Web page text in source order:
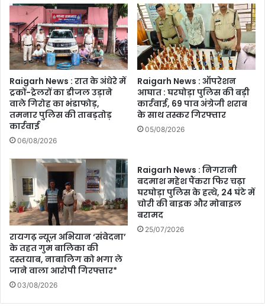
घंटे
के
भीतर
मिले
जाये
रिपोर्ट,
ऐसी
की
जा
रही
है
व्यवस्थायें
Raigarh News : रात के अंधेरे में
ट्रकों-ट्रेलरों का डीजल उड़ाने
वाले गिरोह का भंडाफोड़,
तमनार पुलिस की ताबड़तोड़
कार्रवाई
06/08/2026
Raigarh News : ऑपरेशन
आघात : घरघोड़ा पुलिस की बड़ी
कार्रवाई, 69 पाव अंग्रेजी शराब
के साथ तस्कर गिरफ्तार
05/08/2026
रायगढ़ न्यूज़ अभियान ‘संवेदना’
के तहत गुम बालिका की
दस्तयाब, नाबालिग को भगा ले
जाने वाला आरोपी गिरफ्तार*
03/08/2026
Raigarh News : निगरानी
बदमाश महेश पैंकरा फिर चढ़ा
घरघोड़ा पुलिस के हत्थे, 24 घंटे में
चोरी की बाइक और मोबाइल
बरामद
25/07/2026